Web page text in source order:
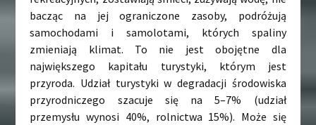
bacząc na jej ograniczone zasoby, podróżują
samochodami i samolotami, których spaliny
zmieniają klimat. To nie jest obojętne dla
największego kapitału turystyki, którym jest
przyroda. Udział turystyki w degradacji środowiska
przyrodniczego szacuje się na 5–7% (udział
przemysłu wynosi 40%, rolnictwa 15%). Może się